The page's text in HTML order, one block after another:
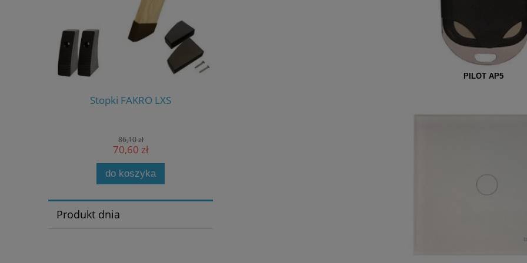
Stopki FAKRO LXS
86,10 zł
70,60 zł
do koszyka
Volcano VR3 EC 13-75 kW +
Produkt dnia
PILOT AP5